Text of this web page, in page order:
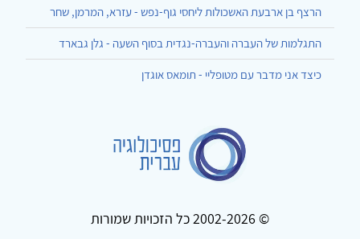
הרצף בן ארבעת האשכולות ליחסי גוף-נפש - עזרא, המרמן, שחר
התגלמות של העברה והעברה-נגדית בסוף השעה - גלן גבארד
כיצד אני מדבר עם מטופליי - תומאס אוגדן
© 2002-2026 כל הזכויות שמורות